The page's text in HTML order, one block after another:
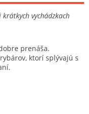
vychádzkach
prenáša.
ktorí splývajú s